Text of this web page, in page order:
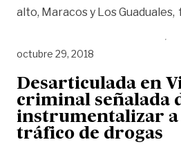
alto, Maracos y Los
octubre 29, 2018
Desarticulada en
criminal señalada
instrumentalizar a
tráfico de drogas